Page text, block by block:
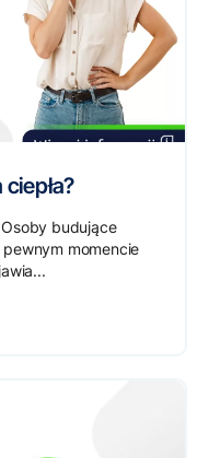
budujące
momencie